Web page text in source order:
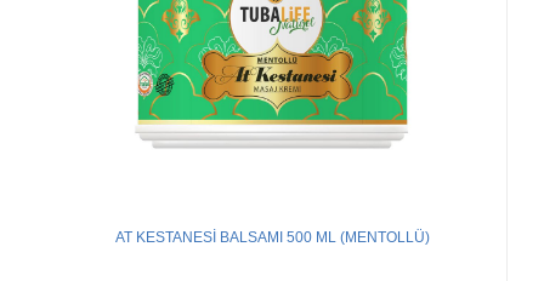
AT KESTANESİ BALSAMI 500 ML (MENTOLLÜ)